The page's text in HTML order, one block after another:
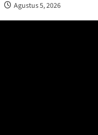
Agustus 5, 2026